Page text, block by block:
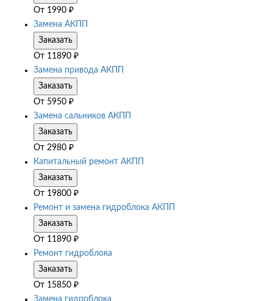
От 1990 ₽
Замена АКПП
Заказать
От 11890 ₽
Замена привода АКПП
Заказать
От 5950 ₽
Замена сальников АКПП
Заказать
От 2980 ₽
Капитальный ремонт АКПП
Заказать
От 19800 ₽
Ремонт и замена гидроблока АКПП
Заказать
От 11890 ₽
Ремонт гидроблока
Заказать
От 15850 ₽
Замена гидроблока